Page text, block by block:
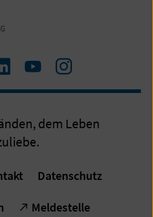
Zum
YouTube
Zum
Instagram
dem Leben
Datenschutz
Meldestelle